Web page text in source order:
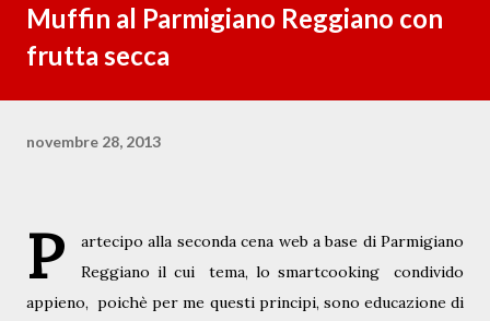
Muffin al Parmigiano Reggiano con
frutta secca
novembre 28, 2013
P
artecipo alla seconda cena web a base di Parmigiano
Reggiano il cui
tema, lo smartcooking condivido
appieno, poichè per me questi principi, sono educazione di